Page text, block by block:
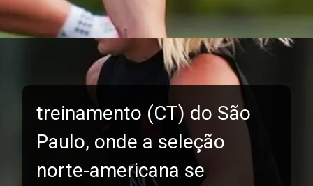
treinamento (CT) do São
Paulo, onde a seleção
norte-americana se